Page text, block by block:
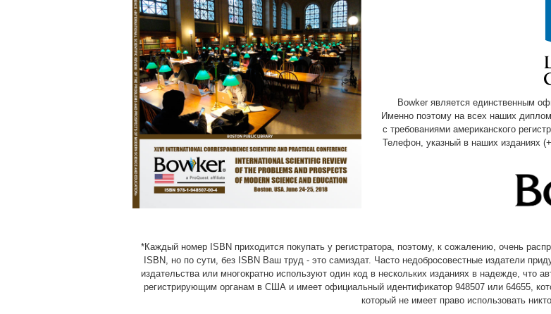
Bowker является единственным
Именно поэтому на всех наших
с требованиями американского
Телефон, указный в наших изданиях
*Каждый номер ISBN приходится покупать у регистратора, поэтому, к сожалению, очень
ISBN, но по сути, без ISBN Ваш труд - это самиздат. Часто недобросовестные издатели
издательства или многократно используют один код в нескольких изданиях в надежде, что
регистрирующим органам в США и имеет официальный идентификатор 948507 или 64655,
который не имеет право использовать